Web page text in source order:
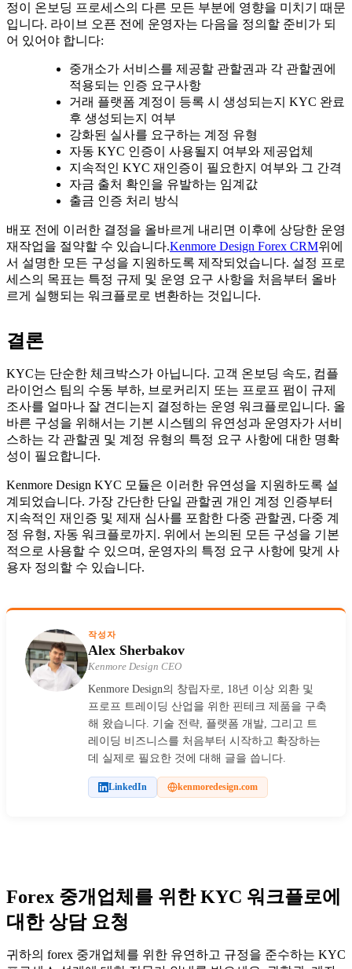
정이 온보딩 프로세스의 다른 모든 부분에 영향을 미치기 때문
입니다. 라이브 오픈 전에 운영자는 다음을 정의할 준비가 되
어 있어야 합니다:
중개소가 서비스를 제공할 관할권과 각 관할권에
적용되는 인증 요구사항
거래 플랫폼 계정이 등록 시 생성되는지 KYC 완료
후 생성되는지 여부
강화된 실사를 요구하는 계정 유형
자동 KYC 인증이 사용될지 여부와 제공업체
지속적인 KYC 재인증이 필요한지 여부와 그 간격
자금 출처 확인을 유발하는 임계값
출금 인증 처리 방식
배포 전에 이러한 결정을 올바르게 내리면 이후에 상당한 운영
재작업을 절약할 수 있습니다.Kenmore Design Forex CRM위에
서 설명한 모든 구성을 지원하도록 제작되었습니다. 설정 프로
세스의 목표는 특정 규제 및 운영 요구 사항을 처음부터 올바
르게 실행되는 워크플로로 변환하는 것입니다.
결론
KYC는 단순한 체크박스가 아닙니다. 고객 온보딩 속도, 컴플
라이언스 팀의 수동 부하, 브로커리지 또는 프로프 펌이 규제
조사를 얼마나 잘 견디는지 결정하는 운영 워크플로입니다. 올
바른 구성을 위해서는 기본 시스템의 유연성과 운영자가 서비
스하는 각 관할권 및 계정 유형의 특정 요구 사항에 대한 명확
성이 필요합니다.
Kenmore Design KYC 모듈은 이러한 유연성을 지원하도록 설
계되었습니다. 가장 간단한 단일 관할권 개인 계정 인증부터
지속적인 재인증 및 제재 심사를 포함한 다중 관할권, 다중 계
정 유형, 자동 워크플로까지. 위에서 논의된 모든 구성을 기본
적으로 사용할 수 있으며, 운영자의 특정 요구 사항에 맞게 사
용자 정의할 수 있습니다.
작성자
Alex Sherbakov
Kenmore Design CEO
Kenmore Design의 창립자로, 18년 이상 외환 및
프로프 트레이딩 산업을 위한 핀테크 제품을 구축
해 왔습니다. 기술 전략, 플랫폼 개발, 그리고 트
레이딩 비즈니스를 처음부터 시작하고 확장하는
데 실제로 필요한 것에 대해 글을 씁니다.
LinkedIn kenmoredesign.com
Forex 중개업체를 위한 KYC 워크플로에
대한 상담 요청
귀하의 forex 중개업체를 위한 유연하고 규정을 준수하는 KYC